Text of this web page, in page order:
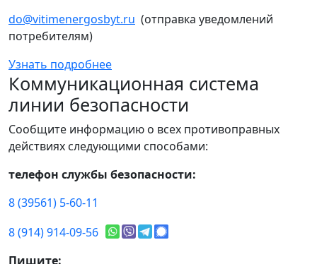
do@vitimenergosbyt.ru (отправка уведомлений
потребителям)
Узнать подробнее
Коммуникационная система
линии безопасности
Сообщите информацию о всех противоправных
действиях следующими способами:
телефон службы безопасности:
8 (39561) 5-60-11
8 (914) 914-09-56
Пишите: